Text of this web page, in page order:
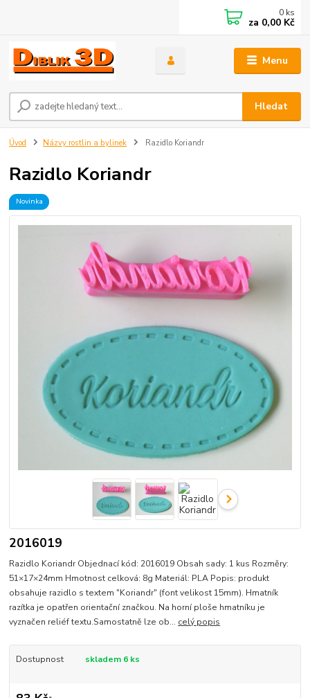
Menu
Hledat
0 ks
za 0,00 Kč
Úvod Názvy rostlin a bylinek Razidlo Koriandr
Razidlo Koriandr
Novinka
2016019
Razidlo Koriandr Objednací kód: 2016019 Obsah sady: 1 kus Rozměry:
51×17×24mm Hmotnost celková: 8g Materiál: PLA Popis: produkt
obsahuje razidlo s textem "Koriandr" (font velikost 15mm). Hmatník
razítka je opatřen orientační značkou. Na horní ploše hmatníku je
vyznačen reliéf textu.Samostatně lze ob... celý popis
Dostupnost skladem 6 ks